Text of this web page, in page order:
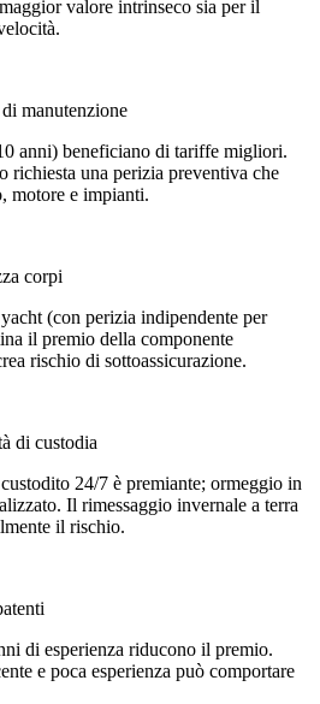
valore intrinseco sia per il
manutenzione
anni) beneficiano di tariffe migliori.
richiesta una perizia preventiva che
motore e impianti.
corpi
(con perizia indipendente per
il premio della componente
rischio di sottoassicurazione.
di custodia
24/7 è premiante; ormeggio in
Il rimessaggio invernale a terra
il rischio.
di esperienza riducono il premio.
e poca esperienza può comportare